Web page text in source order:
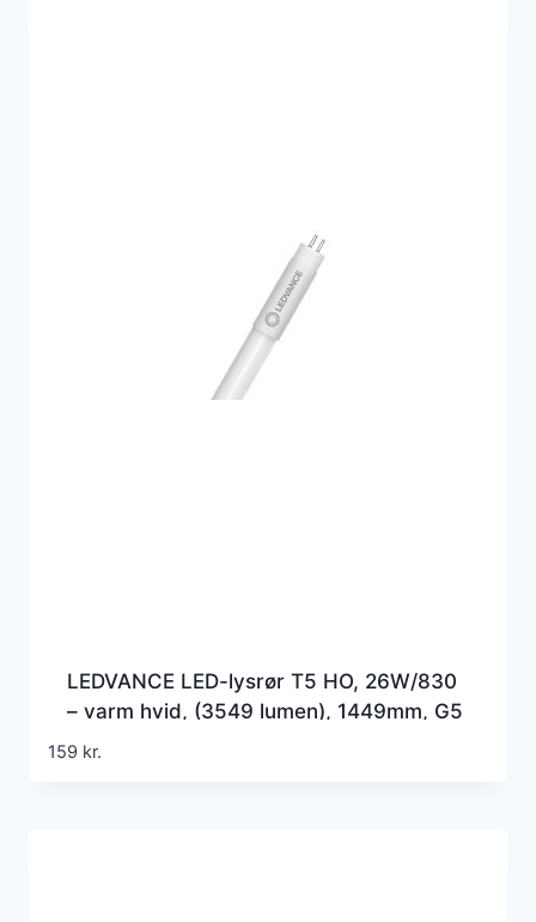
LEDVANCE LED-lysrør T5 HO, 26W/830
– varm hvid, (3549 lumen), 1449mm, G5
(=Erstatter 49w), 230 volt direct wire
159 kr.